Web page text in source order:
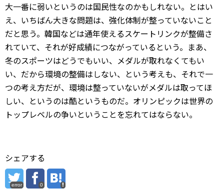
大一番に弱いというのは国民性なのかもしれない。とはい
え、いちばん大きな問題は、強化体制が整っていないこと
だと思う。韓国などは通年使えるスケートリンクが整備さ
れていて、それが好成績につながっているという。まあ、
冬のスポーツはどうでもいい、メダルが取れなくてもい
い、だから環境の整備はしない、という考えも、それで一
つの考え方だが、環境は整っていないがメダルは取ってほ
しい、というのは酷というものだ。オリンピックは世界の
トップレベルの争いということを忘れてはならない。
シェアする
error 0